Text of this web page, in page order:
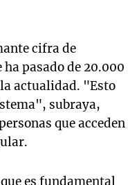
cifra de
pasado de 20.000
actualidad. "Esto
subraya,
que acceden
es fundamental